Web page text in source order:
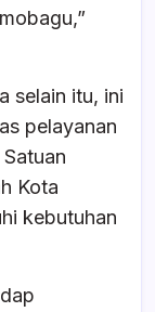
selain itu, ini
pelayanan
Kota
kebutuhan